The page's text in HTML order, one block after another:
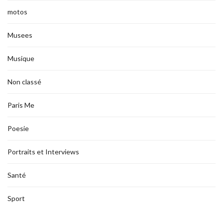
motos
Musees
Musique
Non classé
Paris Me
Poesie
Portraits et Interviews
Santé
Sport